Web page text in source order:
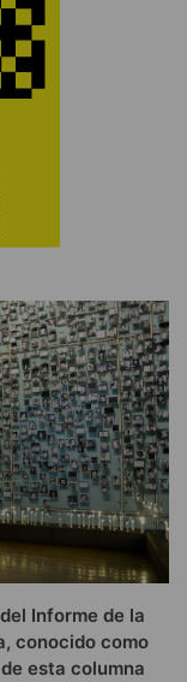
Informe de la
conocido como
esta columna